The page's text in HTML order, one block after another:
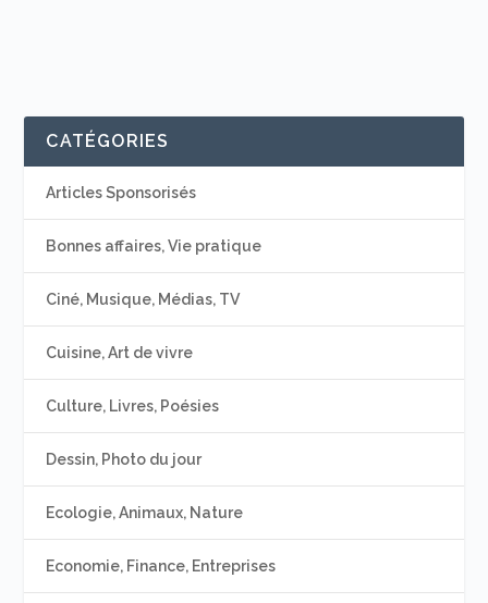
CATÉGORIES
Articles Sponsorisés
Bonnes affaires, Vie pratique
Ciné, Musique, Médias, TV
Cuisine, Art de vivre
Culture, Livres, Poésies
Dessin, Photo du jour
Ecologie, Animaux, Nature
Economie, Finance, Entreprises